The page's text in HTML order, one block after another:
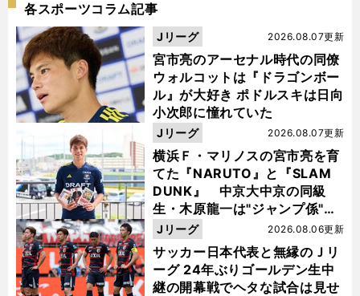
各スポーツコラム記事
宮市亮のアーセナル時代の同僚
ウォルコットは『ドラゴンボー
ル』が大好き ポドルスキは日向
小次郎に憧れていた
2026.08.07更新
Jリーグ
横浜Ｆ・マリノスの宮市亮を育
てた『NARUTO』と『SLAM
DUNK』 中京大中京の同級
生・木原龍一は"ジャンプ係"だ
った
2026.08.07更新
Jリーグ
サッカー日本代表と無縁のＪリ
ーグ 24年ぶりゴールデン生中
継の開幕戦でヘタな試合は見せ
2026.08.06更新
Jリーグ